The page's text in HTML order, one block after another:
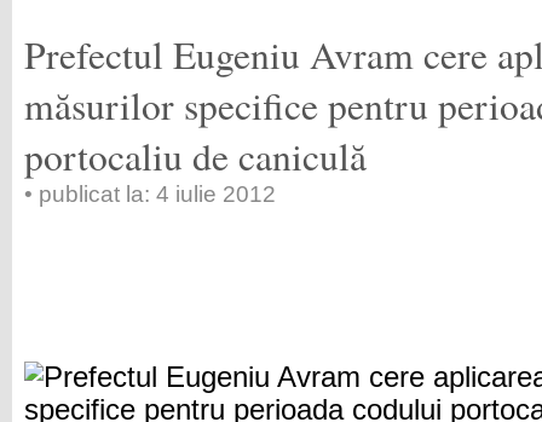
Prefectul Eugeniu Avram cere
măsurilor specifice pentru
portocaliu de caniculă
• publicat la: 4 iulie 2012